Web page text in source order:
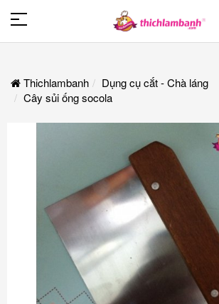
Thichlambanh
Dụng cụ cắt - Chà láng
Cây sủi ống socola